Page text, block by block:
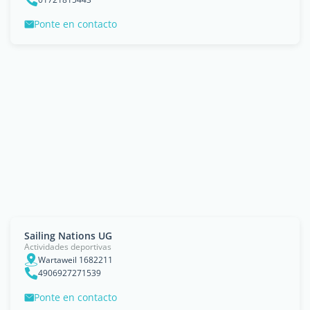
Ponte en contacto
Sailing Nations UG
Actividades deportivas
Wartaweil 1682211
4906927271539
Ponte en contacto